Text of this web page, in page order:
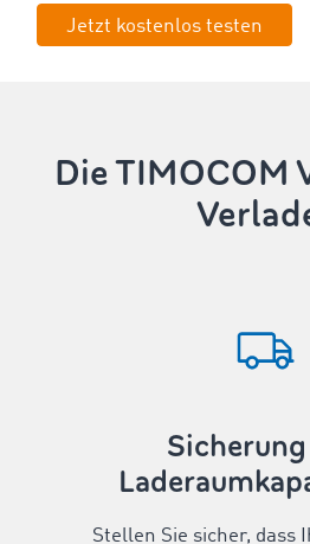
Jetzt kostenlos testen
Die TIMOCOM
Stellen Sie sicher, dass